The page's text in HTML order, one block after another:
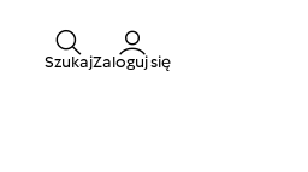
SzukajZaloguj się